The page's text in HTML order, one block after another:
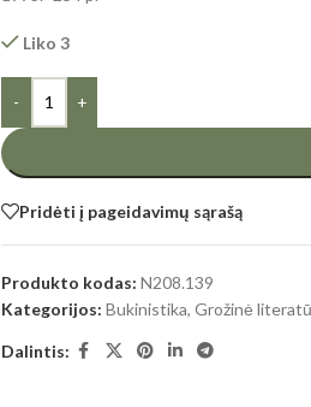
Liko 3
- +
Pridėti į pageidavimų sąrašą
Produkto kodas: N208.139
Kategorijos: Bukinistika, Grožinė
Dalintis: